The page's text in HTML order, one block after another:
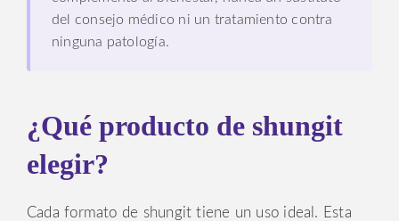
del consejo médico ni un tratamiento contra
ninguna patología.
¿Qué producto de shungit
elegir?
Cada formato de shungit tiene un uso ideal. Esta